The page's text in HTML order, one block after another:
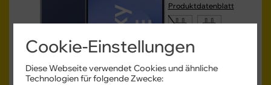
Produktdatenblatt
Cookie-Einstellungen
Diese Webseite verwendet Cookies und ähnliche
Technologien für folgende Zwecke: